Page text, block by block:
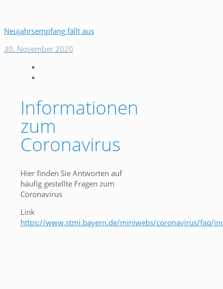
Neujahrsempfang fällt aus
30. November 2020
Informationen
zum
Coronavirus
Hier finden Sie Antworten auf
häufig gestellte Fragen zum
Coronavirus
Link
https://www.stmi.bayern.de/miniwebs/coronavirus/faq/